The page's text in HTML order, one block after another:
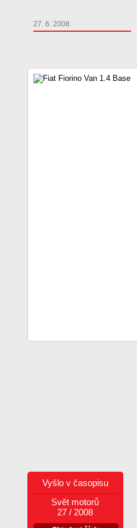
27. 6. 2008
Vyšlo v časopisu
Svět motorů
27 / 2008